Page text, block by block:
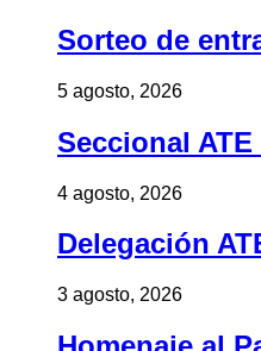
Sorteo de
5 agosto, 2026
Seccional
4 agosto, 2026
Delegación
3 agosto, 2026